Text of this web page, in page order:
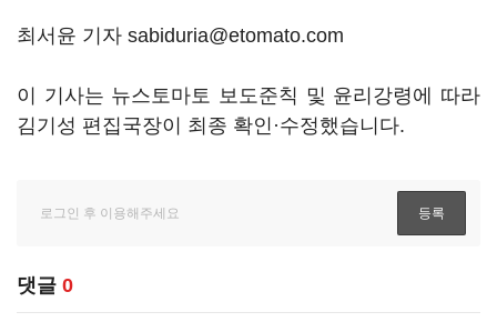
최서윤 기자 sabiduria@etomato.com
이 기사는 뉴스토마토 보도준칙 및 윤리강령에 따라
김기성 편집국장이 최종 확인·수정했습니다.
댓글 0